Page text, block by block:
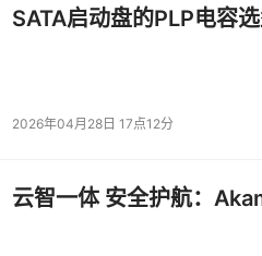
，不构成投资建议。
SATA启动盘的PLP电容
2026年04月28日 17点12分
云智一体 安全护航：